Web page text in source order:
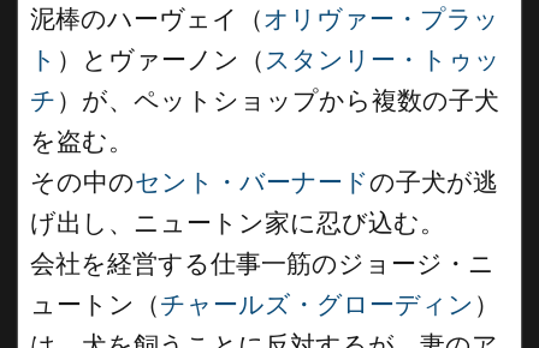
泥棒のハーヴェイ（オリヴァー・プラッ
ト ）とヴァーノン（ スタンリー・トゥッ
チ ）が、ペットショップから複数の子犬
を盗む。
その中のセント・バーナードの子犬が逃
げ出し、ニュートン家に忍び込む。
会社を経営する仕事一筋のジョージ・ニ
ュートン（チャールズ・グローディン ）